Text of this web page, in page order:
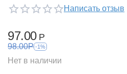
Написать отзыв
97.00 Р
98.00Р -1%
Нет в наличии